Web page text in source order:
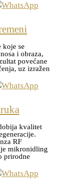
koje se
i obraza,
povećane
uz izražen
kvalitet
RF
mikronidling
prirodne